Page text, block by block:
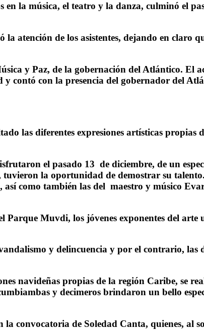
la música, el teatro y la danza, culminó el
atención de los asistentes, dejando en claro
y Paz, de la gobernación del Atlántico. El
y contó con la presencia del gobernador del
las diferentes expresiones artísticas
el pasado 13 de diciembre, de un
la oportunidad de demostrar su
como también las del maestro y músico
Muvdi, los jóvenes exponentes del arte
y delincuencia y por el contrario, las
navideñas propias de la región Caribe, se
y decimeros brindaron un bello
convocatoria de Soledad Canta, quienes, al